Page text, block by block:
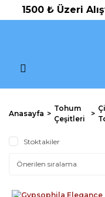
1500 ₺ Üzeri
Anasayfa
Tohum
Çeşitleri
Stoktakiler